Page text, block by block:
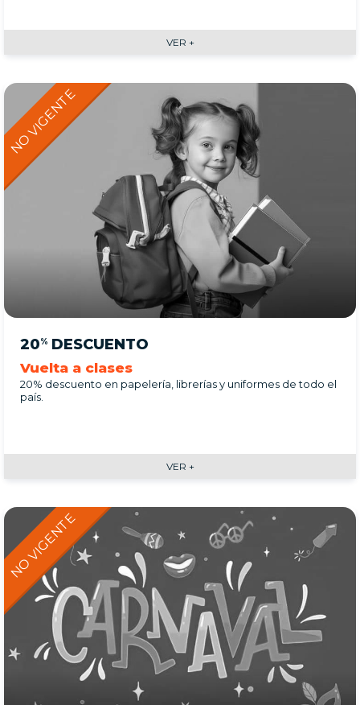
VER +
20% DESCUENTO
Vuelta a clases
20% descuento en papelería, librerías y uniformes de todo el
país.
VER +